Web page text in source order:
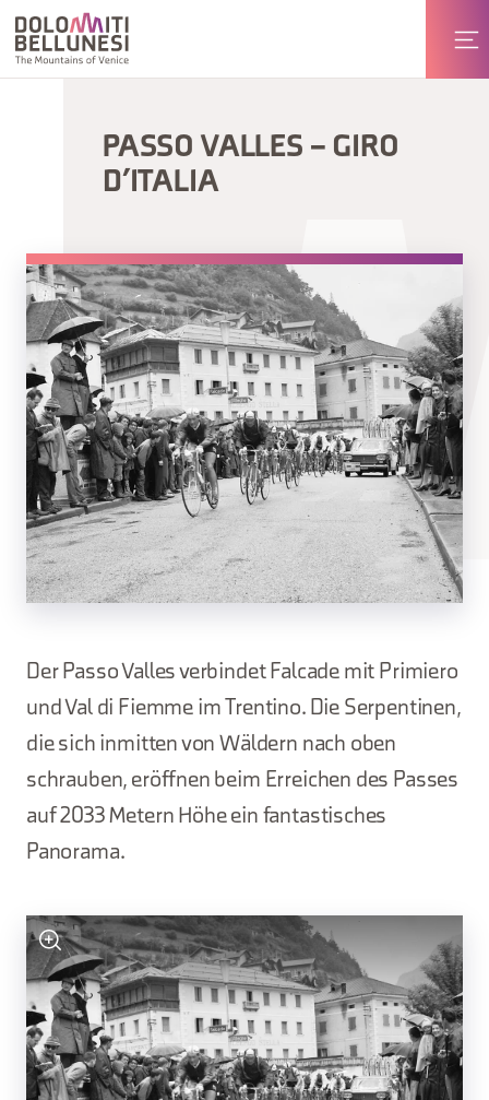
PASSO VALLES – GIRO
D’ITALIA
Der Passo Valles verbindet Falcade mit Primiero
und Val di Fiemme im Trentino. Die Serpentinen,
die sich inmitten von Wäldern nach oben
schrauben, eröffnen beim Erreichen des Passes
auf 2033 Metern Höhe ein fantastisches
Panorama.